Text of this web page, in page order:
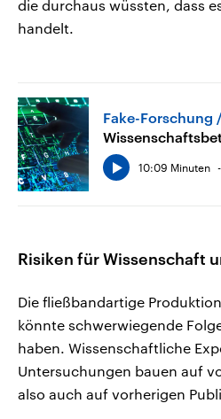
die durchaus wüssten, dass
handelt.
Fake-Forschung
10:09 Minuten
Risiken für Wissenschaft
Die fließbandartige
könnte schwerwiegende
haben. Wissenschaftliche
Untersuchungen bauen auf
also auch auf vorherigen